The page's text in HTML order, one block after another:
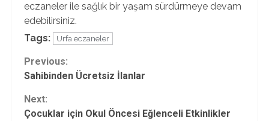
eczaneler ile sağlık bir yaşam sürdürmeye devam
edebilirsiniz.
Tags:
Urfa eczaneler
Continue
Previous:
Sahibinden Ücretsiz İlanlar
Next:
Çocuklar için Okul Öncesi Eğlenceli Etkinlikler